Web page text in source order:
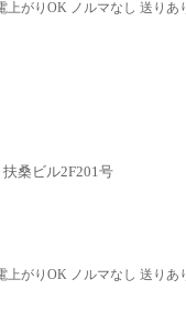
がりOK ノルマなし 送り
桑ビル2F201号
がりOK ノルマなし 送り